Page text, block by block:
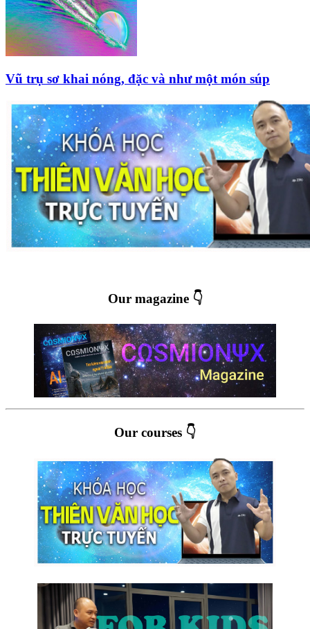
Vũ trụ sơ khai nóng, đặc và như một món súp
Our magazine 👇
Our courses 👇